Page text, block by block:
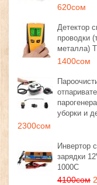
620сом
Детектор
проводки
металла)
1400сом
уборки и
2300сом
Инвертор
зарядки
1000C
4100сом